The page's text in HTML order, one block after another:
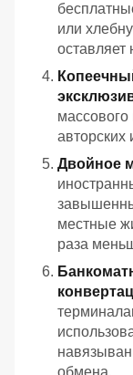
или
оставляет
авторских
Двойное
местные
раза